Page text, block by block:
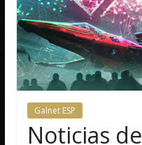
Galnet ESP
Noticias